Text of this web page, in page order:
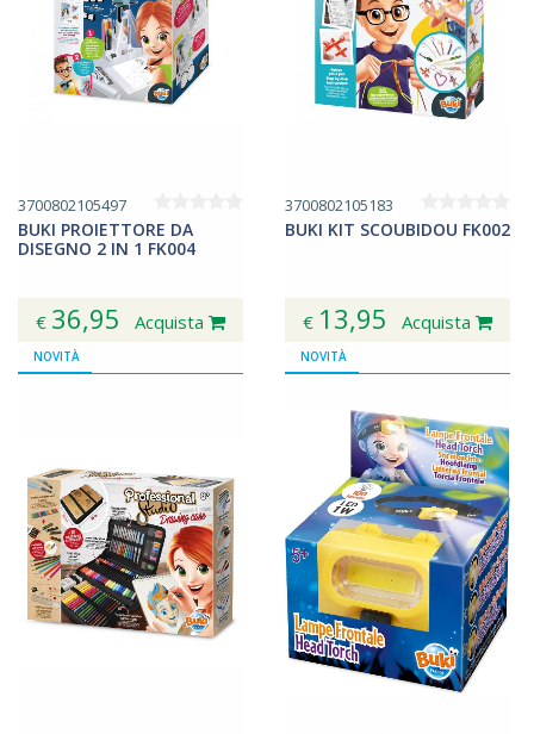
3700802105497
BUKI PROIETTORE DA
DISEGNO 2 IN 1 FK004
€ 36,95 Acquista
3700802105183
BUKI KIT SCOUBIDOU FK002
€ 13,95 Acquista
NOVITÀ NOVITÀ